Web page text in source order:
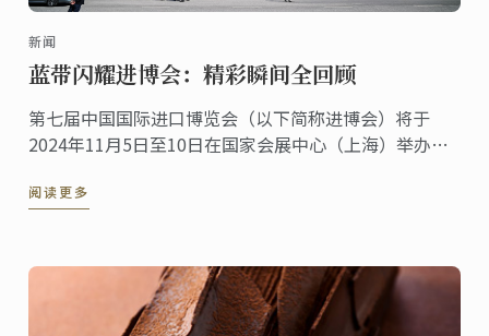
新闻
蓝带闪耀进博会：精彩瞬间全回顾
第七届中国国际进口博览会（以下简称进博会）将于
2024年11月5日至10日在国家会展中心（上海）举办。
自本土、传承百年烹饪传统与创新精神的蓝带国际学院
阅读更多